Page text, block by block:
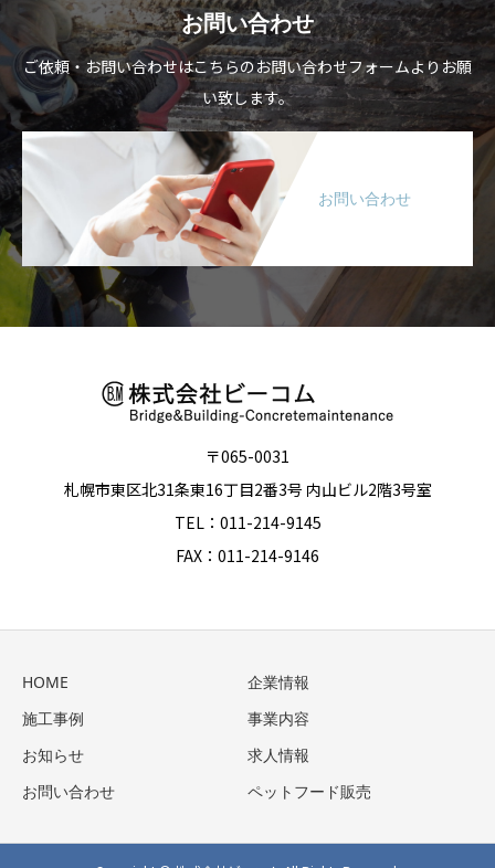
お問い合わせ
ご依頼・お問い合わせはこちらのお問い合わせフォームよりお願
い致します。
お問い合わせ
〒065-0031
札幌市東区北31条東16丁目2番3号 内山ビル2階3号室
TEL：011-214-9145
FAX：011-214-9146
HOME
企業情報
施工事例
事業内容
お知らせ
求人情報
お問い合わせ
ペットフード販売